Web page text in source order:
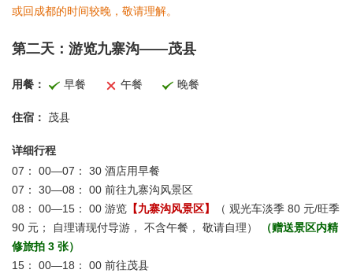
或回成都的时间较晚，敬请理解。
第二天： 游览九寨沟——茂县
用餐： 早餐 午餐 晚餐
住宿： 茂县
详细行程
07： 00—07： 30 酒店用早餐
07： 30—08： 00 前往九寨沟风景区
08： 00—15： 00 游览 【九寨沟风景区】
（ 观光车淡季 80 元/旺季
90 元； 自理请现付导游， 不含午餐， 敬请自理）
（赠送景区内精
修旅拍 3 张）
15： 00—18： 00 前往茂县